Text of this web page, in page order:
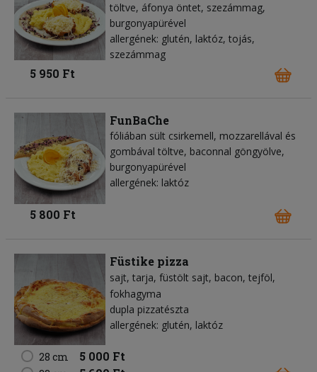
töltve, áfonya öntet, szezámmag,
burgonyapürével
allergének: glutén, laktóz, tojás,
szezámmag
5 950 Ft
FunBaChe
fóliában sült csirkemell, mozzarellával és
gombával töltve, baconnal göngyölve,
burgonyapürével
allergének: laktóz
5 800 Ft
Füstike pizza
sajt tarja füstölt sajt bacon tejföl
fokhagyma
dupla pizzatészta
allergének: glutén, laktóz
28 cm 5 000 Ft